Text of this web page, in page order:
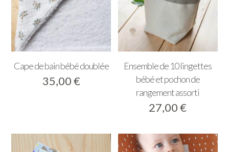
Cape de bain bébé doublée
35,00€
Ensemble de 10 lingettes
bébé et pochon de
rangement assorti
27,00€